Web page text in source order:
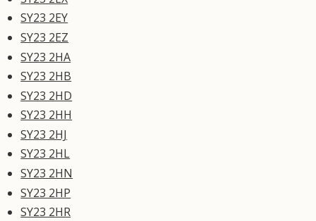
SY23 2EY
SY23 2EZ
SY23 2HA
SY23 2HB
SY23 2HD
SY23 2HH
SY23 2HJ
SY23 2HL
SY23 2HN
SY23 2HP
SY23 2HR